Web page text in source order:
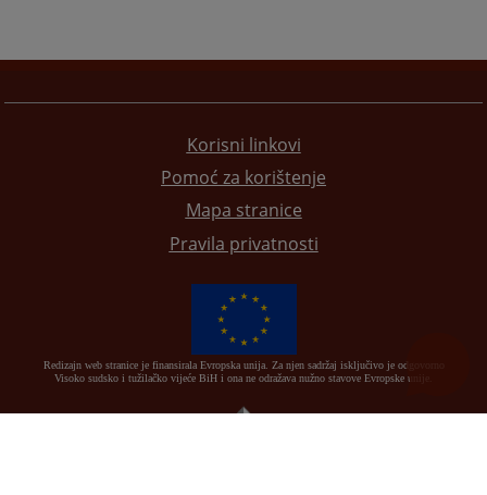
Korisni linkovi
Pomoć za korištenje
Mapa stranice
Pravila privatnosti
Redizajn web stranice je finansirala Evropska unija. Za njen sadržaj isključivo je odgovorno
Visoko sudsko i tužilačko vijeće BiH i ona ne odražava nužno stavove Evropske unije.